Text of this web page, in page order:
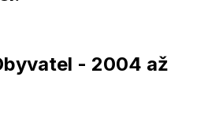
- 2004 až